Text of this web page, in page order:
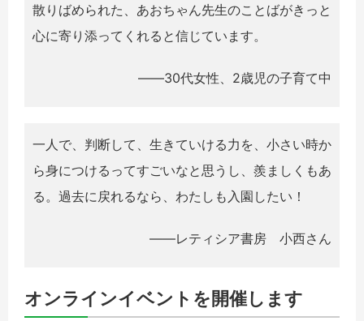
散りばめられた、あおちゃん先生のことばがきっと
心に寄り添ってくれると信じています。
――30代女性、2歳児の子育て中
一人で、判断して、生きていける力を、小さい時か
ら身につけるってすごいなと思うし、羨ましくもあ
る。過去に戻れるなら、わたしも入園したい！
――レティシア書房 小西さん
オンラインイベントを開催します